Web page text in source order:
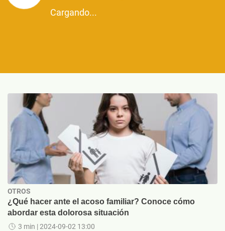
Cargando...
OTROS
¿Qué hacer ante el acoso familiar? Conoce cómo
abordar esta dolorosa situación
3 min | 2024-09-02 13:00